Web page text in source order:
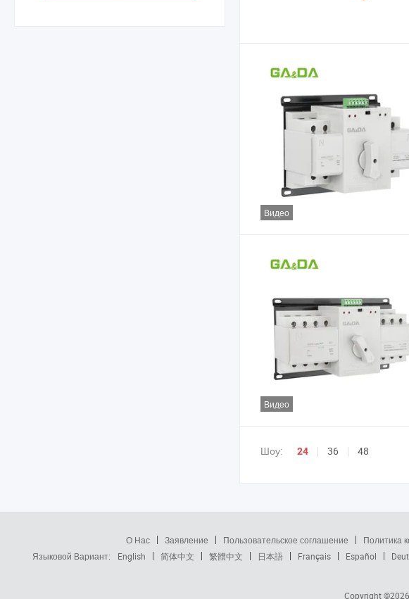
Видео
Видео
Шоу: 24 36 48
О Нас Заявление Пользовательское соглашение Политика
Языковой Вариант:
English 简体中文 繁體中文 日本語 Français Español
Copyright ©2026